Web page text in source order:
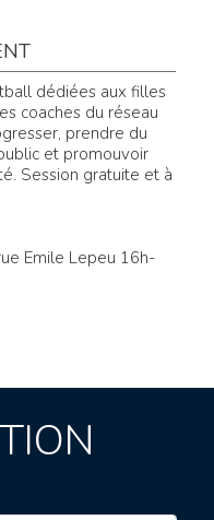
dédiées aux filles
coaches du réseau
prendre du
et promouvoir
Session gratuite et à
Emile Lepeu 16h-